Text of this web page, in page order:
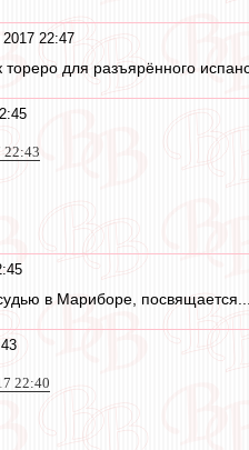
22:47
тореро для разъярённого
22:43
в Мариборе, посвящается...
22:40